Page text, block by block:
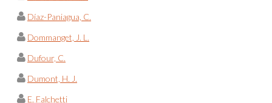
Díaz-Paniagua, C.
Dommanget, J. L.
Dufour, C.
Dumont, H. J.
E. Falchetti